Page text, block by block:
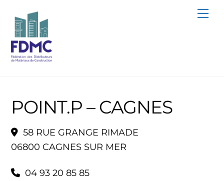
content
POINT.P – CAGNES
58 RUE GRANGE RIMADE
06800 CAGNES SUR MER
04 93 20 85 85